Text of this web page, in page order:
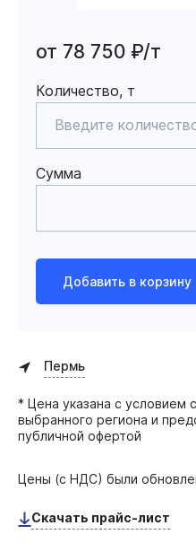
от 78 750 ₽/т
Количество, т
Сумма
Добавить в корзину
Пермь
* Цена указана с условием
выбранного региона и
публичной офертой
Цены (с НДС) были
Скачать прайс-лист